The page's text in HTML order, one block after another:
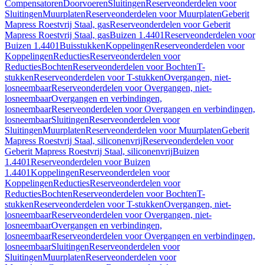
CompensatorenDoorvoerenSluitingenReserveonderdelen voor
SluitingenMuurplatenReserveonderdelen voor MuurplatenGeberit
Mapress Roestvrij Staal, gasReserveonderdelen voor Geberit
Mapress Roestvrij Staal, gasBuizen 1.4401Reserveonderdelen voor
Buizen 1.4401BuisstukkenKoppelingenReserveonderdelen voor
KoppelingenReductiesReserveonderdelen voor
ReductiesBochtenReserveonderdelen voor BochtenT-
stukkenReserveonderdelen voor T-stukkenOvergangen, niet-
losneembaarReserveonderdelen voor Overgangen, niet-
losneembaarOvergangen en verbindingen,
losneembaarReserveonderdelen voor Overgangen en verbindingen,
losneembaarSluitingenReserveonderdelen voor
SluitingenMuurplatenReserveonderdelen voor MuurplatenGeberit
Mapress Roestvrij Staal, siliconenvrijReserveonderdelen voor
Geberit Mapress Roestvrij Staal, siliconenvrijBuizen
1.4401Reserveonderdelen voor Buizen
1.4401KoppelingenReserveonderdelen voor
KoppelingenReductiesReserveonderdelen voor
ReductiesBochtenReserveonderdelen voor BochtenT-
stukkenReserveonderdelen voor T-stukkenOvergangen, niet-
losneembaarReserveonderdelen voor Overgangen, niet-
losneembaarOvergangen en verbindingen,
losneembaarReserveonderdelen voor Overgangen en verbindingen,
losneembaarSluitingenReserveonderdelen voor
SluitingenMuurplatenReserveonderdelen voor